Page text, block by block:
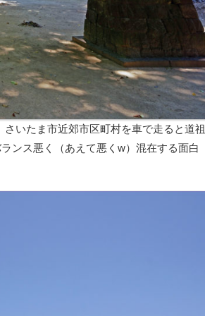
いたま市近郊市区町村を車で走ると道祖
ンス悪く（あえて悪くw）混在する面白